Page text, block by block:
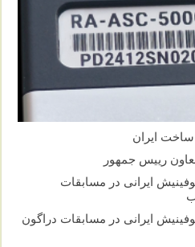
ایران
رییس جمهور
ایرانی در مسابقات
ایرانی در مسابقات دراگون